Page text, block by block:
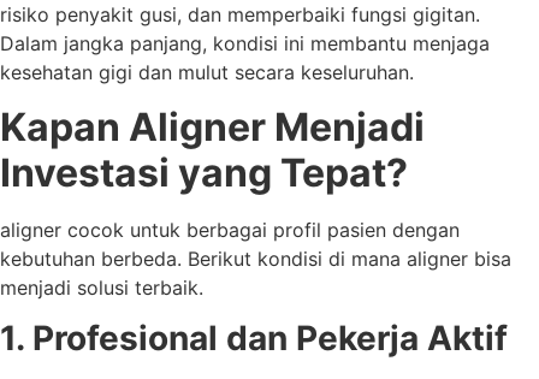
risiko penyakit gusi, dan memperbaiki fungsi gigitan.
Dalam jangka panjang, kondisi ini membantu menjaga
kesehatan gigi dan mulut secara keseluruhan.
Kapan Aligner Menjadi
Investasi yang Tepat?
aligner cocok untuk berbagai profil pasien dengan
kebutuhan berbeda. Berikut kondisi di mana aligner bisa
menjadi solusi terbaik.
1. Profesional dan Pekerja Aktif